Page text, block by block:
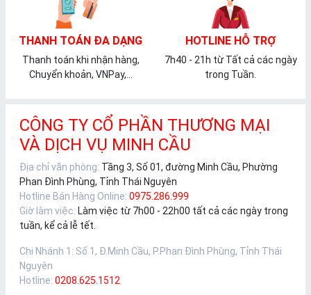
THANH TOÁN ĐA DẠNG
Thanh toán khi nhận hàng,
Chuyển khoản, VNPay,...
HOTLINE HỖ TRỢ
7h40 - 21h từ Tất cả các ngày
trong Tuần.
CÔNG TY CỔ PHẦN THƯƠNG MẠI
VÀ DỊCH VỤ MINH CẦU
Địa chỉ văn phòng: Tầng 3, Số 01, đường Minh Cầu, Phường
Phan Đình Phùng, Tỉnh Thái Nguyên
Hotline Bán Hàng Online: 0975.286.999
Giờ làm việc: Làm việc từ 7h00 - 22h00 tất cả các ngày trong
tuần, kể cả lễ tết.
Chi Nhánh 1 : Số 1, Đ.Minh Cầu, P.Phan Đình Phùng, Tỉnh Thái
Nguyên
Hotline: 0208.625.1512